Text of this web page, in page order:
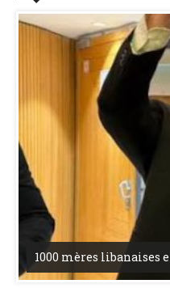
1000 mères libanaises